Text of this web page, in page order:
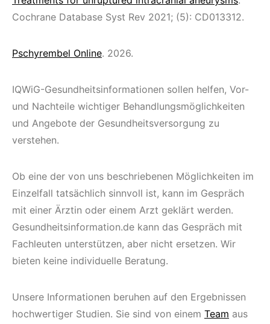
Cochrane Database Syst Rev 2021; (5): CD013312.
Pschyrembel Online. 2026.
IQWiG-Gesundheitsinformationen sollen helfen, Vor-
und Nachteile wichtiger Behandlungsmöglichkeiten
und Angebote der Gesundheitsversorgung zu
verstehen.
Ob eine der von uns beschriebenen Möglichkeiten im
Einzelfall tatsächlich sinnvoll ist, kann im Gespräch
mit einer Ärztin oder einem Arzt geklärt werden.
Gesundheitsinformation.de kann das Gespräch mit
Fachleuten unterstützen, aber nicht ersetzen. Wir
bieten keine individuelle Beratung.
Unsere Informationen beruhen auf den Ergebnissen
hochwertiger Studien. Sie sind von einem Team aus